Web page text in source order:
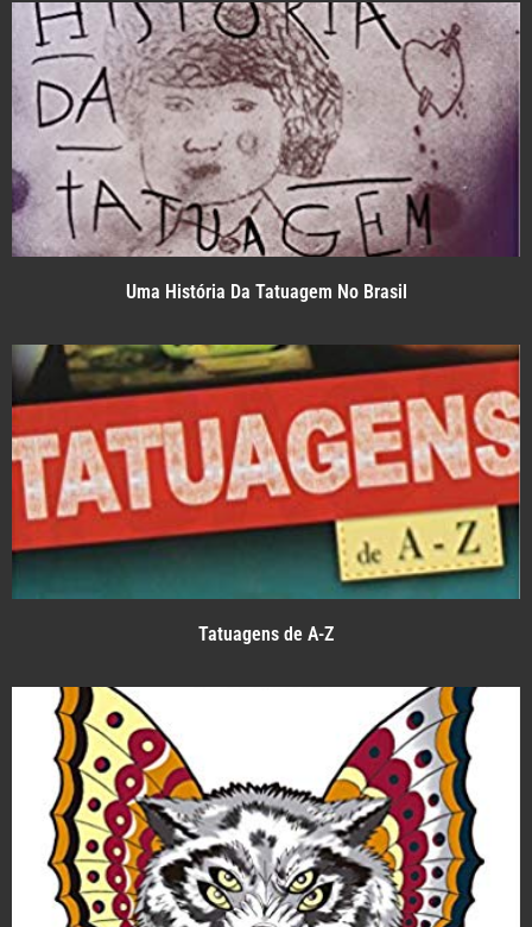
Uma História Da Tatuagem No Brasil
Tatuagens de A-Z